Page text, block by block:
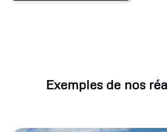
Exemples de nos